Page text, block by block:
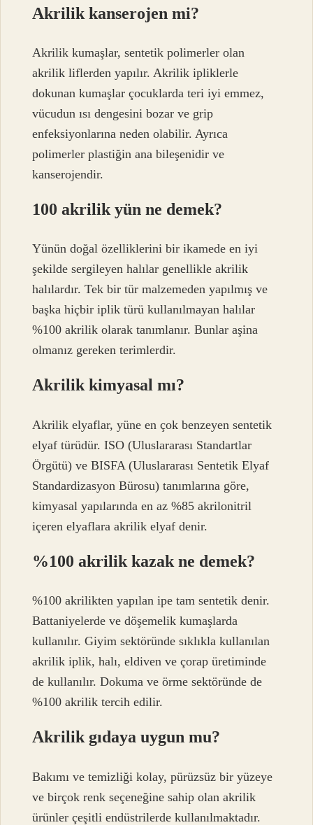
Akrilik kanserojen mi?
Akrilik kumaşlar, sentetik polimerler olan
akrilik liflerden yapılır. Akrilik ipliklerle
dokunan kumaşlar çocuklarda teri iyi emmez,
vücudun ısı dengesini bozar ve grip
enfeksiyonlarına neden olabilir. Ayrıca
polimerler plastiğin ana bileşenidir ve
kanserojendir.
100 akrilik yün ne demek?
Yünün doğal özelliklerini bir ikamede en iyi
şekilde sergileyen halılar genellikle akrilik
halılardır. Tek bir tür malzemeden yapılmış ve
başka hiçbir iplik türü kullanılmayan halılar
%100 akrilik olarak tanımlanır. Bunlar aşina
olmanız gereken terimlerdir.
Akrilik kimyasal mı?
Akrilik elyaflar, yüne en çok benzeyen sentetik
elyaf türüdür. ISO (Uluslararası Standartlar
Örgütü) ve BISFA (Uluslararası Sentetik Elyaf
Standardizasyon Bürosu) tanımlarına göre,
kimyasal yapılarında en az %85 akrilonitril
içeren elyaflara akrilik elyaf denir.
%100 akrilik kazak ne demek?
%100 akrilikten yapılan ipe tam sentetik denir.
Battaniyelerde ve döşemelik kumaşlarda
kullanılır. Giyim sektöründe sıklıkla kullanılan
akrilik iplik, halı, eldiven ve çorap üretiminde
de kullanılır. Dokuma ve örme sektöründe de
%100 akrilik tercih edilir.
Akrilik gıdaya uygun mu?
Bakımı ve temizliği kolay, pürüzsüz bir yüzeye
ve birçok renk seçeneğine sahip olan akrilik
ürünler çeşitli endüstrilerde kullanılmaktadır.